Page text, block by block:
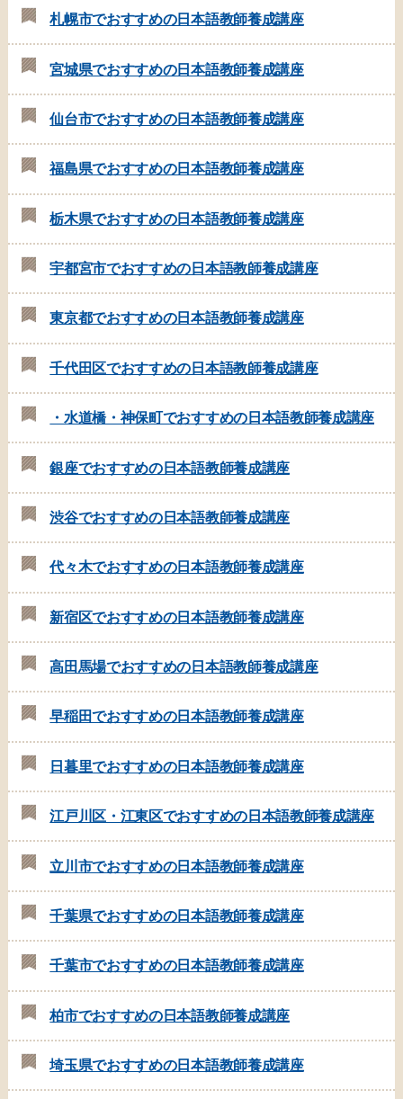
札幌市でおすすめの日本語教師養成講座
宮城県でおすすめの日本語教師養成講座
仙台市でおすすめの日本語教師養成講座
福島県でおすすめの日本語教師養成講座
栃木県でおすすめの日本語教師養成講座
宇都宮市でおすすめの日本語教師養成講座
東京都でおすすめの日本語教師養成講座
千代田区でおすすめの日本語教師養成講座
・水道橋・神保町でおすすめの日本語教師養成講座
銀座でおすすめの日本語教師養成講座
渋谷でおすすめの日本語教師養成講座
代々木でおすすめの日本語教師養成講座
新宿区でおすすめの日本語教師養成講座
高田馬場でおすすめの日本語教師養成講座
早稲田でおすすめの日本語教師養成講座
日暮里でおすすめの日本語教師養成講座
江戸川区・江東区でおすすめの日本語教師養成講座
立川市でおすすめの日本語教師養成講座
千葉県でおすすめの日本語教師養成講座
千葉市でおすすめの日本語教師養成講座
柏市でおすすめの日本語教師養成講座
埼玉県でおすすめの日本語教師養成講座